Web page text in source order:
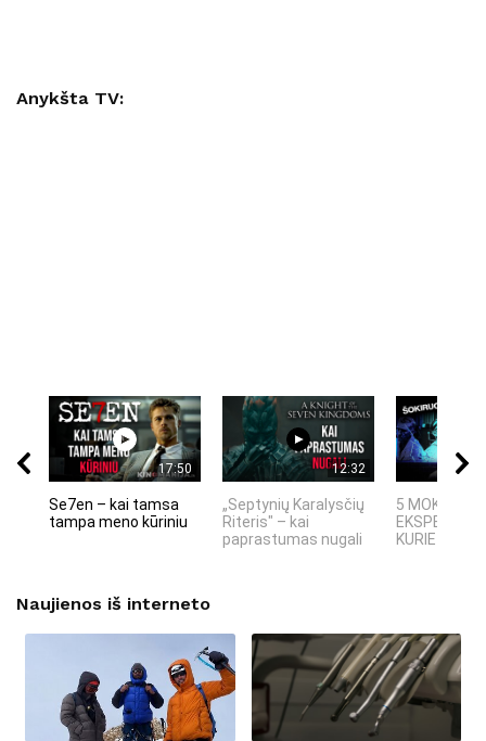
Anykšta TV:
17:50
Se7en – kai tamsa
tampa meno kūriniu
12:32
„Septynių Karalysčių
Riteris" – kai
paprastumas nugali
5 MOKSLINIAI
KURIE
Naujienos iš interneto